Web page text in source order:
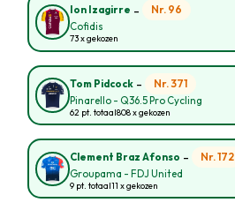
Ion Izagirre - Nr. 96
Cofidis
73 x gekozen
Tom Pidcock - Nr. 371
Pinarello - Q36.5 Pro Cycling
62 pt. totaal808 x gekozen
Clement Braz Afonso - Nr. 172
Groupama - FDJ United
9 pt. totaal11 x gekozen